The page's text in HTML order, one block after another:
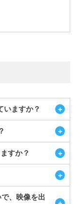
いますか？
すか？
、映像を出